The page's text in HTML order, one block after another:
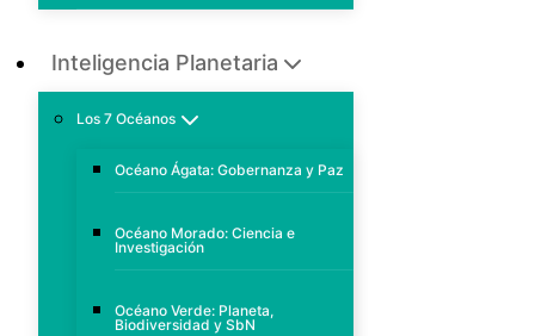
Inteligencia Planetaria
Los 7 Océanos
Océano Ágata: Gobernanza y Paz
Océano Morado: Ciencia e
Investigación
Océano Verde: Planeta,
Biodiversidad y SbN